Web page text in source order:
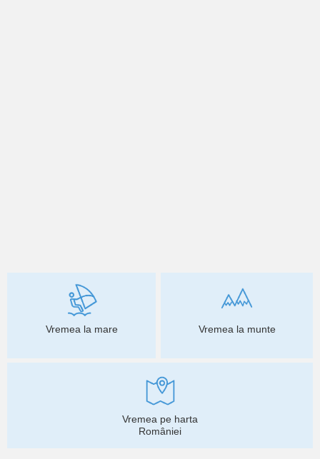
Vremea la mare Vremea la munte
Vremea pe harta
României